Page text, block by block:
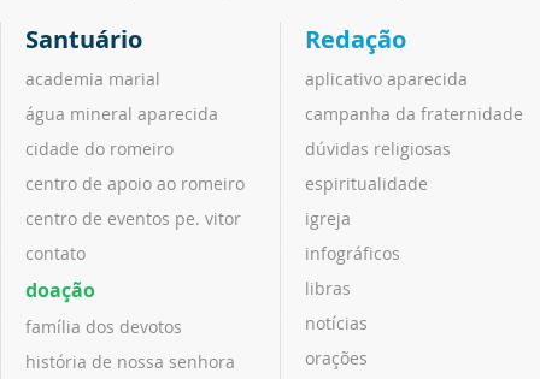
Santuário
academia marial
água mineral aparecida
cidade do romeiro
centro de apoio ao romeiro
centro de eventos pe. vitor
contato
doação
família dos devotos
história de nossa senhora
Redação
aplicativo aparecida
campanha da fraternidade
dúvidas religiosas
espiritualidade
igreja
infográficos
libras
notícias
orações